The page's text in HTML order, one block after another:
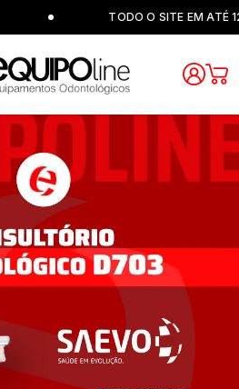
TODO O SITE EM ATÉ 12X